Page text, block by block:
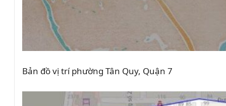
Bản đồ vị trí phường Tân Quy, Quận 7